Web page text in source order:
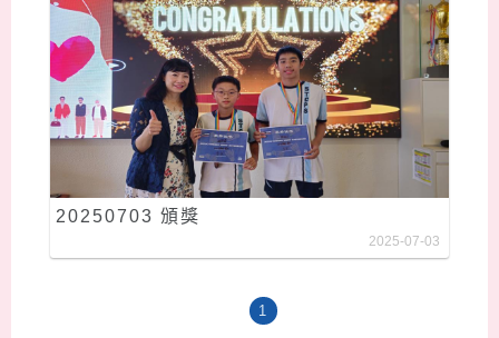
20250703 頒獎
2025-07-03
1